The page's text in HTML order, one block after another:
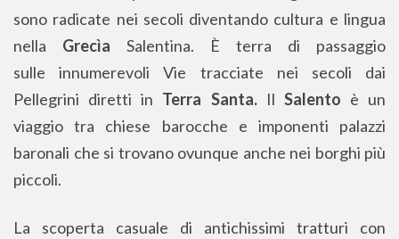
sono radicate nei secoli diventando cultura e lingua
nella Grecìa Salentina. È terra di passaggio
sulle innumerevoli Vie tracciate nei secoli dai
Pellegrini diretti in Terra Santa.Il Salento è un
viaggio tra chiese barocche e imponenti palazzi
baronali che si trovano ovunque anche nei borghi più
piccoli.
La scoperta casuale di antichissimi tratturi con